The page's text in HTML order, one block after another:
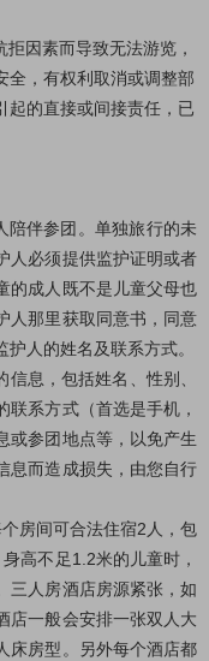
因素而导致无法游览，
全，有权利取消或调整部
起的直接或间接责任，已
陪伴参团。单独旅行的未
人必须提供监护证明或者
的成人既不是儿童父母也
人那里获取同意书，同意
人的姓名及联系方式。
息，包括姓名、性别、
系方式（首选是手机，
或参团地点等，以免产生
息而造成损失，由您自行
房间可合法住宿2人，包
高不足1.2米的儿童时，
三人房酒店房源紧张，如
店一般会安排一张双人大
床房型。另外每个酒店都